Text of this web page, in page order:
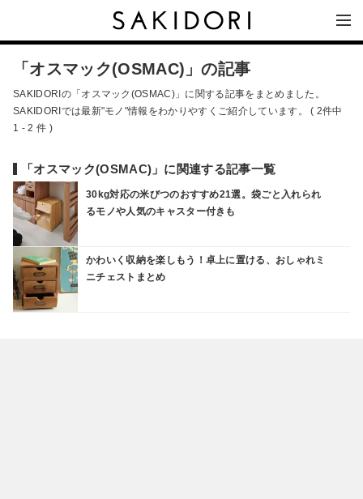
「オスマック(OSMAC)」の記事
SAKIDORIの「オスマック(OSMAC)」に関する記事をまとめました。
SAKIDORIでは最新"モノ"情報をわかりやすくご紹介しています。 ( 2件中
1 - 2 件 )
「オスマック(OSMAC)」に関連する記事一覧
30kg対応の米びつのおすすめ21選。袋ごと入れられ
るモノや人気のキャスター付きも
かわいく収納を楽しもう！卓上に置ける、おしゃれミ
ニチェストまとめ